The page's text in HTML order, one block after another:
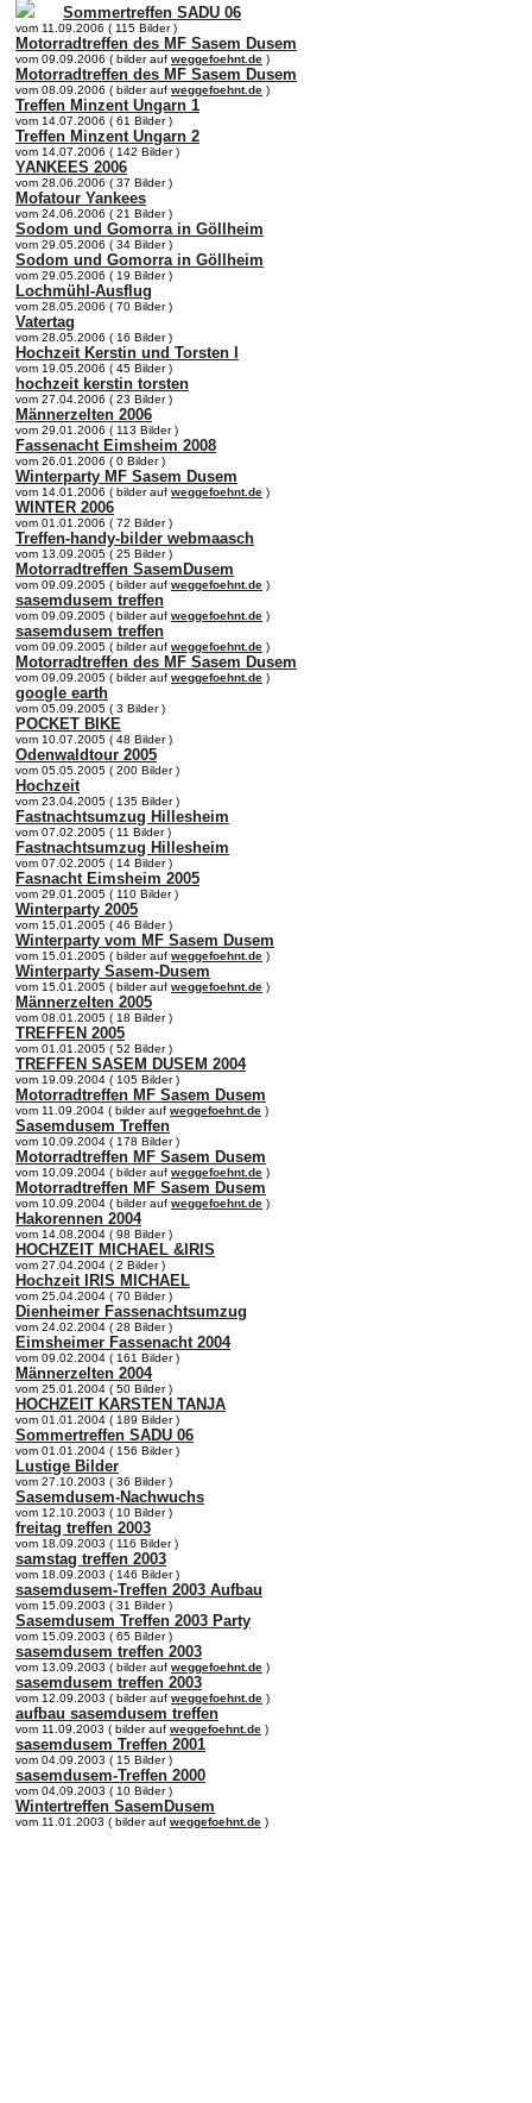
Sommertreffen SADU 06
vom 11.09.2006 ( 115 Bilder )
Motorradtreffen des MF Sasem Dusem
vom 09.09.2006 ( bilder auf weggefoehnt.de )
Motorradtreffen des MF Sasem Dusem
vom 08.09.2006 ( bilder auf weggefoehnt.de )
Treffen Minzent Ungarn 1
vom 14.07.2006 ( 61 Bilder )
Treffen Minzent Ungarn 2
vom 14.07.2006 ( 142 Bilder )
YANKEES 2006
vom 28.06.2006 ( 37 Bilder )
Mofatour Yankees
vom 24.06.2006 ( 21 Bilder )
Sodom und Gomorra in Göllheim
vom 29.05.2006 ( 34 Bilder )
Sodom und Gomorra in Göllheim
vom 29.05.2006 ( 19 Bilder )
Lochmühl-Ausflug
vom 28.05.2006 ( 70 Bilder )
Vatertag
vom 28.05.2006 ( 16 Bilder )
Hochzeit Kerstin und Torsten I
vom 19.05.2006 ( 45 Bilder )
hochzeit kerstin torsten
vom 27.04.2006 ( 23 Bilder )
Männerzelten 2006
vom 29.01.2006 ( 113 Bilder )
Fassenacht Eimsheim 2008
vom 26.01.2006 ( 0 Bilder )
Winterparty MF Sasem Dusem
vom 14.01.2006 ( bilder auf weggefoehnt.de )
WINTER 2006
vom 01.01.2006 ( 72 Bilder )
Treffen-handy-bilder webmaasch
vom 13.09.2005 ( 25 Bilder )
Motorradtreffen SasemDusem
vom 09.09.2005 ( bilder auf weggefoehnt.de )
sasemdusem treffen
vom 09.09.2005 ( bilder auf weggefoehnt.de )
sasemdusem treffen
vom 09.09.2005 ( bilder auf weggefoehnt.de )
Motorradtreffen des MF Sasem Dusem
vom 09.09.2005 ( bilder auf weggefoehnt.de )
google earth
vom 05.09.2005 ( 3 Bilder )
POCKET BIKE
vom 10.07.2005 ( 48 Bilder )
Odenwaldtour 2005
vom 05.05.2005 ( 200 Bilder )
Hochzeit
vom 23.04.2005 ( 135 Bilder )
Fastnachtsumzug Hillesheim
vom 07.02.2005 ( 11 Bilder )
Fastnachtsumzug Hillesheim
vom 07.02.2005 ( 14 Bilder )
Fasnacht Eimsheim 2005
vom 29.01.2005 ( 110 Bilder )
Winterparty 2005
vom 15.01.2005 ( 46 Bilder )
Winterparty vom MF Sasem Dusem
vom 15.01.2005 ( bilder auf weggefoehnt.de )
Winterparty Sasem-Dusem
vom 15.01.2005 ( bilder auf weggefoehnt.de )
Männerzelten 2005
vom 08.01.2005 ( 18 Bilder )
TREFFEN 2005
vom 01.01.2005 ( 52 Bilder )
TREFFEN SASEM DUSEM 2004
vom 19.09.2004 ( 105 Bilder )
Motorradtreffen MF Sasem Dusem
vom 11.09.2004 ( bilder auf weggefoehnt.de )
Sasemdusem Treffen
vom 10.09.2004 ( 178 Bilder )
Motorradtreffen MF Sasem Dusem
vom 10.09.2004 ( bilder auf weggefoehnt.de )
Motorradtreffen MF Sasem Dusem
vom 10.09.2004 ( bilder auf weggefoehnt.de )
Hakorennen 2004
vom 14.08.2004 ( 98 Bilder )
HOCHZEIT MICHAEL &IRIS
vom 27.04.2004 ( 2 Bilder )
Hochzeit IRIS MICHAEL
vom 25.04.2004 ( 70 Bilder )
Dienheimer Fassenachtsumzug
vom 24.02.2004 ( 28 Bilder )
Eimsheimer Fassenacht 2004
vom 09.02.2004 ( 161 Bilder )
Männerzelten 2004
vom 25.01.2004 ( 50 Bilder )
HOCHZEIT KARSTEN TANJA
vom 01.01.2004 ( 189 Bilder )
Sommertreffen SADU 06
vom 01.01.2004 ( 156 Bilder )
Lustige Bilder
vom 27.10.2003 ( 36 Bilder )
Sasemdusem-Nachwuchs
vom 12.10.2003 ( 10 Bilder )
freitag treffen 2003
vom 18.09.2003 ( 116 Bilder )
samstag treffen 2003
vom 18.09.2003 ( 146 Bilder )
sasemdusem-Treffen 2003 Aufbau
vom 15.09.2003 ( 31 Bilder )
Sasemdusem Treffen 2003 Party
vom 15.09.2003 ( 65 Bilder )
sasemdusem treffen 2003
vom 13.09.2003 ( bilder auf weggefoehnt.de )
sasemdusem treffen 2003
vom 12.09.2003 ( bilder auf weggefoehnt.de )
aufbau sasemdusem treffen
vom 11.09.2003 ( bilder auf weggefoehnt.de )
sasemdusem Treffen 2001
vom 04.09.2003 ( 15 Bilder )
sasemdusem-Treffen 2000
vom 04.09.2003 ( 10 Bilder )
Wintertreffen SasemDusem
vom 11.01.2003 ( bilder auf weggefoehnt.de )